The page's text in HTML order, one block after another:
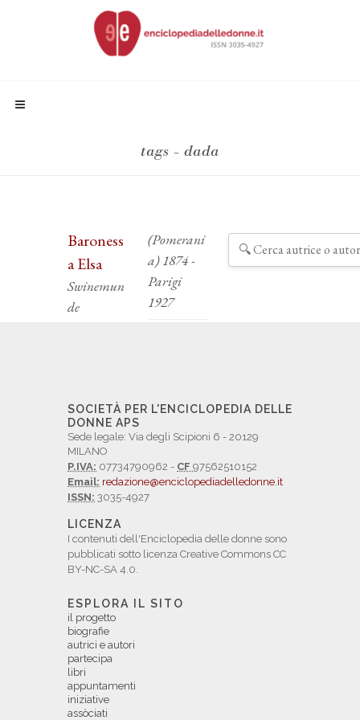
tags - dada
Baroness
a Elsa
Swinemun
de
(Pomerani
a) 1874 -
Parigi
1927
SOCIETÀ PER L'ENCICLOPEDIA DELLE
DONNE APS
Sede legale: Via degli Scipioni 6 - 20129
MILANO
P.IVA: 07734790962 - CF 97562510152
Email: redazione@enciclopediadelledonne.it
ISSN: 3035-4927
LICENZA
I contenuti dell'Enciclopedia delle donne sono
pubblicati sotto licenza Creative Commons CC
BY-NC-SA 4.0.
ESPLORA IL SITO
il progetto
biografie
autrici e autori
partecipa
libri
appuntamenti
iniziative
assòciati